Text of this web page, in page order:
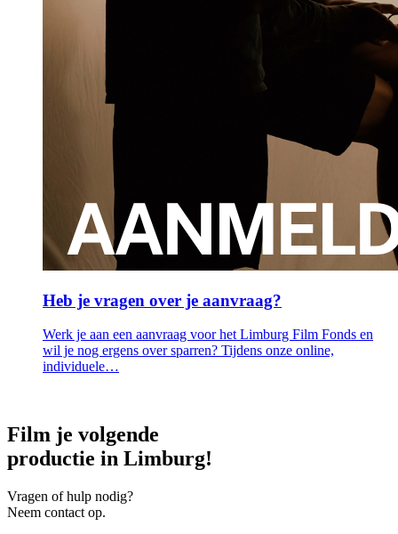
Heb je vragen over je aanvraag?
Werk je aan een aanvraag voor het Limburg Film Fonds en
wil je nog ergens over sparren? Tijdens onze online,
individuele…
Film je volgende
productie in Limburg!
Vragen of hulp nodig?
Neem contact op.